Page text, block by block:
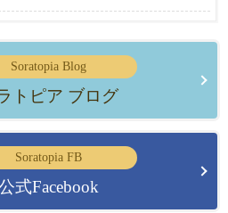
Soratopia Blog
トピア ブログ
Soratopia FB
式Facebook